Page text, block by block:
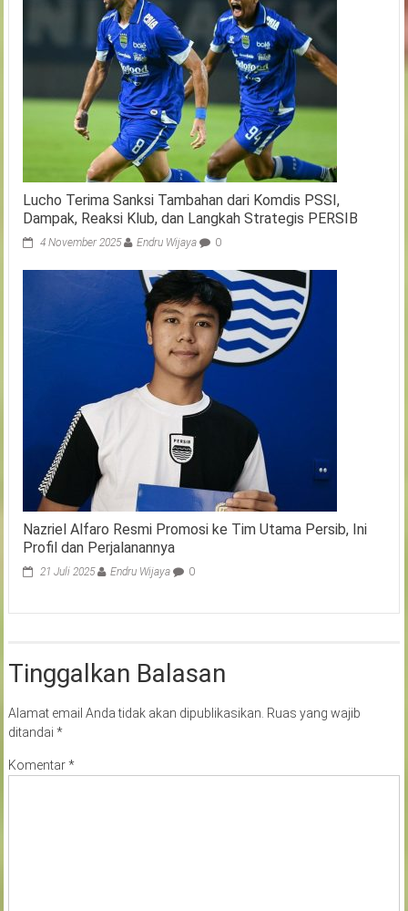
Lucho Terima Sanksi Tambahan dari Komdis PSSI,
Dampak, Reaksi Klub, dan Langkah Strategis PERSIB
4 November 2025 Endru Wijaya 0
Nazriel Alfaro Resmi Promosi ke Tim Utama Persib, Ini
Profil dan Perjalanannya
21 Juli 2025 Endru Wijaya 0
Tinggalkan Balasan
Alamat email Anda tidak akan dipublikasikan. Ruas yang wajib
ditandai *
Komentar*